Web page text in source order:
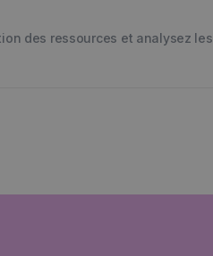
des ressources et analysez les